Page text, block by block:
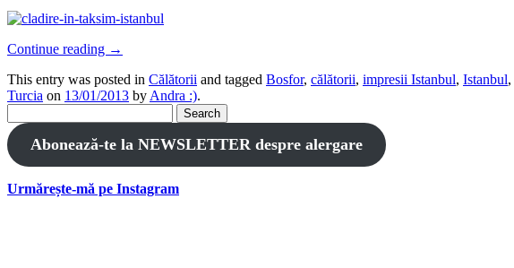
Continue reading →
This entry was posted in Călătorii and tagged Bosfor, călătorii, impresii Istanbul, Istanbul,
Turcia on 13/01/2013 by Andra :).
for:
Abonează-te la NEWSLETTER despre alergare
Urmărește-mă pe Instagram